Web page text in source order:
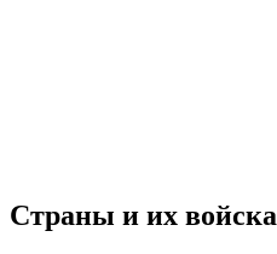
Страны и их войска